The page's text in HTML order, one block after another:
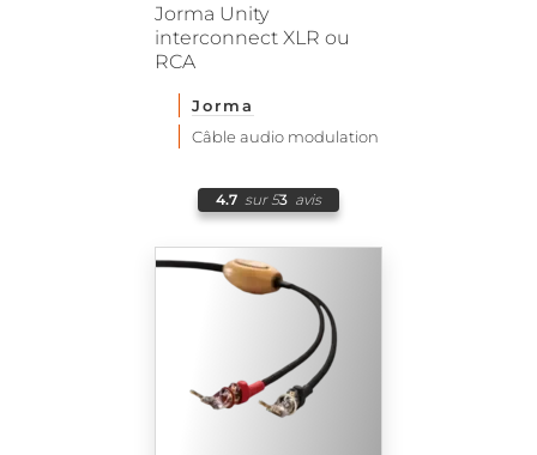
Jorma Unity
interconnect XLR ou
RCA
Jorma
Câble audio modulation
4.7 sur 53 avis